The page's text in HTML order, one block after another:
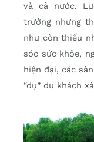
và cả nước.
trưởng nhưng
như còn thiếu
sóc sức khỏe,
hiện đại, các
“dụ” du khách